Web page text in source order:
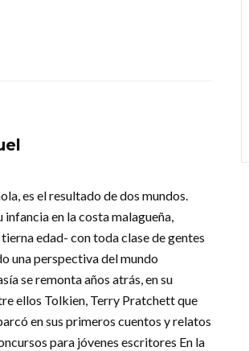
es el resultado de dos mundos.
en la costa malagueña,
edad- con toda clase de gentes
una perspectiva del mundo
se remonta años atrás, en su
ellos Tolkien, Terry Pratchett que
en sus primeros cuentos y relatos
para jóvenes escritores En la